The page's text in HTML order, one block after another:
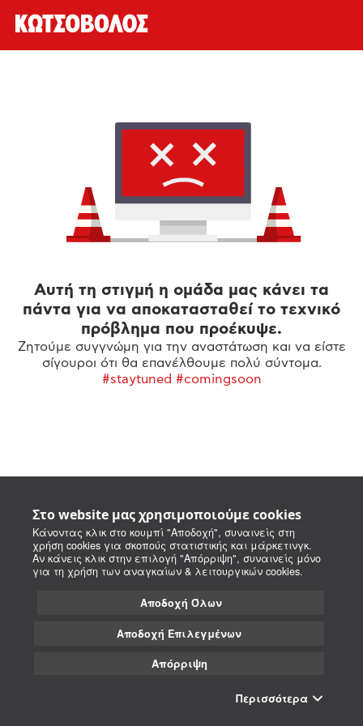
Στο website μας χρησιμοποιούμε cookies
Κάνοντας κλικ στο κουμπί "Αποδοχή", συναινείς στη
χρήση cookies για σκοπούς στατιστικής και μάρκετινγκ.
Αν κάνεις κλικ στην επιλογή "Απόρριψη", συναινείς μόνο
για τη χρήση των αναγκαίων & λειτουργικών cookies.
Αποδοχή Όλων
Αποδοχή Επιλεγμένων
Απόρριψη
Περισσότερα
Αυτή τη στιγμή η ομάδα μας κάνει τα
πάντα για να αποκατασταθεί το τεχνικό
πρόβλημα που προέκυψε.
Ζητούμε συγγνώμη για την αναστάτωση και να είστε
σίγουροι ότι θα επανέλθουμε πολύ σύντομα.
#staytuned #comingsoon